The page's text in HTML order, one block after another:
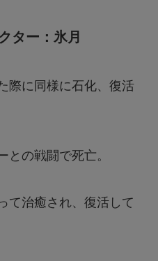
ター：氷月
際に同様に石化、復活
との戦闘で死亡。
て治癒され、復活して